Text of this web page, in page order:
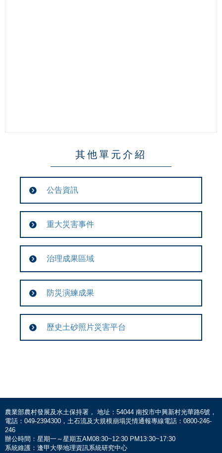
其他單元介紹
公告資訊
重大災害事件
治理成果區域
防災演練成果
歷史土砂照片災害平台
農業部農村發展及水土保持署， 地址：54044 南投市中興新村光華路6號，
電話：049-2394300，土石流及大規模崩塌災情通報專線電話：0800-246-
246
辦公時間：星期一～星期五AM08:30~12:30 PM13:30~17:30
系統維護：逢甲大學地理資訊系統研究中心